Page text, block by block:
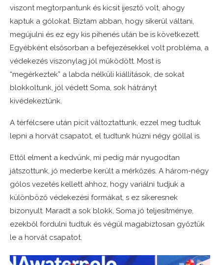
viszont megtorpantunk és kicsit ijesztő volt, ahogy
kaptuk a gólokat. Bíztam abban, hogy sikerül váltani,
megújulni és ez egy kis pihenés után be is következett.
Egyébként elsősorban a befejezésekkel volt probléma, a
védekezés viszonylag jól működött. Most is
“megérkeztek” a labda nélküli kiállítások, de sokat
blokkoltunk, jól védett Soma, sok hátrányt
kivédekeztünk.
A térfélcsere után picit változtattunk, ezzel meg tudtuk
lepni a horvát csapatot, el tudtunk húzni négy góllal is.
Ettől elment a kedvünk, mi pedig már nyugodtan
játszottunk, jó mederbe került a mérkőzés. A három-négy
gólos vezetés kellett ahhoz, hogy variálni tudjuk a
különböző védekezési formákat, s ez sikeresnek
bizonyult. Maradt a sok blokk, Soma jó teljesítménye,
ezekből fordulni tudtuk és végül magabiztosan győztük
le a horvát csapatot.